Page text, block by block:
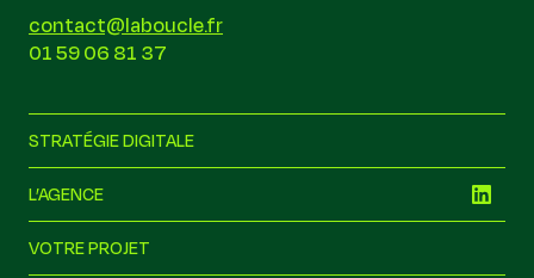
contact@laboucle.fr
01 59 06 81 37
STRATÉGIE DIGITALE
L’AGENCE
VOTRE PROJET